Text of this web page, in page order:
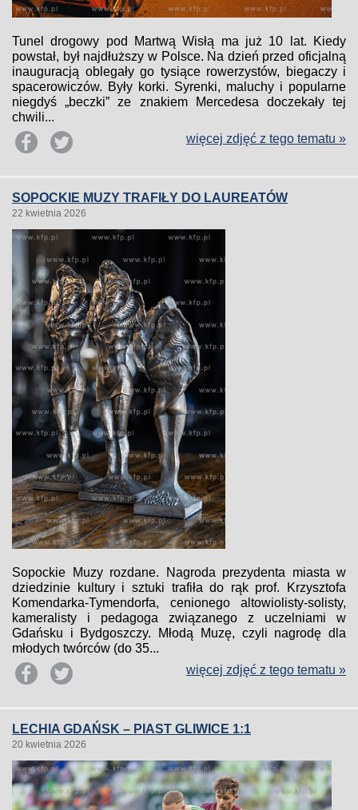
Tunel drogowy pod Martwą Wisłą ma już 10 lat. Kiedy
powstał, był najdłuższy w Polsce. Na dzień przed oficjalną
inauguracją oblegały go tysiące rowerzystów, biegaczy i
spacerowiczów. Były korki. Syrenki, maluchy i popularne
niegdyś „beczki” ze znakiem Mercedesa doczekały tej
chwili...
więcej zdjęć z tego tematu »
SOPOCKIE MUZY TRAFIŁY DO LAUREATÓW
22 kwietnia 2026
Sopockie Muzy rozdane. Nagroda prezydenta miasta w
dziedzinie kultury i sztuki trafiła do rąk prof. Krzysztofa
Komendarka-Tymendorfa, cenionego altowiolisty-solisty,
kameralisty i pedagoga związanego z uczelniami w
Gdańsku i Bydgoszczy. Młodą Muzę, czyli nagrodę dla
młodych twórców (do 35...
więcej zdjęć z tego tematu »
LECHIA GDAŃSK – PIAST GLIWICE 1:1
20 kwietnia 2026